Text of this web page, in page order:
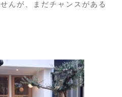
んが、まだチャンスがある